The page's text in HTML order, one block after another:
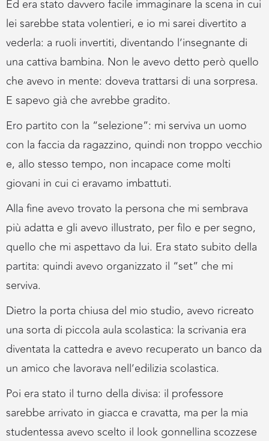
Ed era stato davvero facile immaginare la scena in cui
lei sarebbe stata volentieri, e io mi sarei divertito a
vederla: a ruoli invertiti, diventando l’insegnante di
una cattiva bambina. Non le avevo detto però quello
che avevo in mente: doveva trattarsi di una sorpresa.
E sapevo già che avrebbe gradito.
Ero partito con la “selezione”: mi serviva un uomo
con la faccia da ragazzino, quindi non troppo vecchio
e, allo stesso tempo, non incapace come molti
giovani in cui ci eravamo imbattuti.
Alla fine avevo trovato la persona che mi sembrava
più adatta e gli avevo illustrato, per filo e per segno,
quello che mi aspettavo da lui. Era stato subito della
partita: quindi avevo organizzato il “set” che mi
serviva.
Dietro la porta chiusa del mio studio, avevo ricreato
una sorta di piccola aula scolastica: la scrivania era
diventata la cattedra e avevo recuperato un banco da
un amico che lavorava nell’edilizia scolastica.
Poi era stato il turno della divisa: il professore
sarebbe arrivato in giacca e cravatta, ma per la mia
studentessa avevo scelto il look gonnellina scozzese